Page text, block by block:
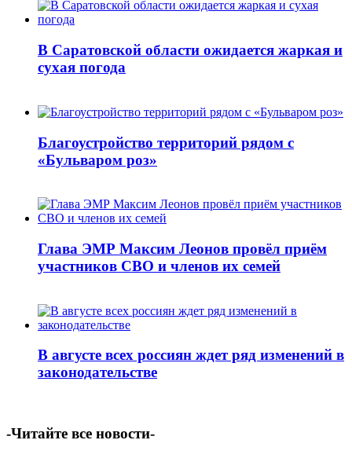
В Саратовской области ожидается жаркая и
сухая погода
Благоустройство территорий рядом с
«Бульваром роз»
Глава ЭМР Максим Леонов провёл приём
участников СВО и членов их семей
В августе всех россиян ждет ряд изменений в
законодательстве
-Читайте все новости-